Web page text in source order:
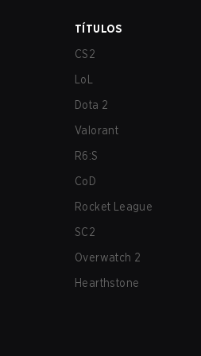
TÍTULOS
CS2
LoL
Dota 2
Valorant
R6:S
CoD
Rocket League
SC2
Overwatch 2
Hearthstone